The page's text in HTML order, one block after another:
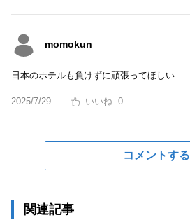
momokun
日本のホテルも負けずに頑張ってほしい
2025/7/29 0
コメントする
関連記事